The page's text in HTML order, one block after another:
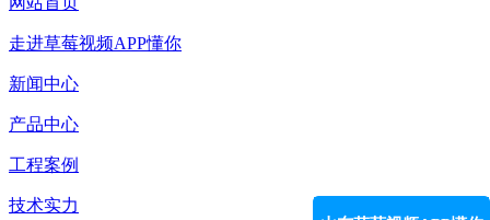
走进草莓视频APP懂你
新闻中心
产品中心
工程案例
技术实力